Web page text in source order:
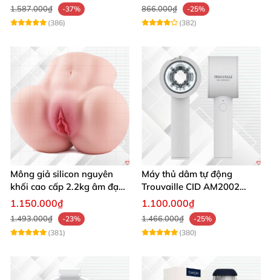
1.587.000₫
-37%
(386)
866.000₫
-25%
(382)
Mông giả silicon nguyên
khối cao cấp 2.2kg âm đạo
và hậu môn khít bót
1.150.000₫
1.493.000₫
-23%
(381)
Máy thủ dâm tự động
Trouvaille CID AM2002
tăng khoái cảm
1.100.000₫
1.466.000₫
-25%
(380)